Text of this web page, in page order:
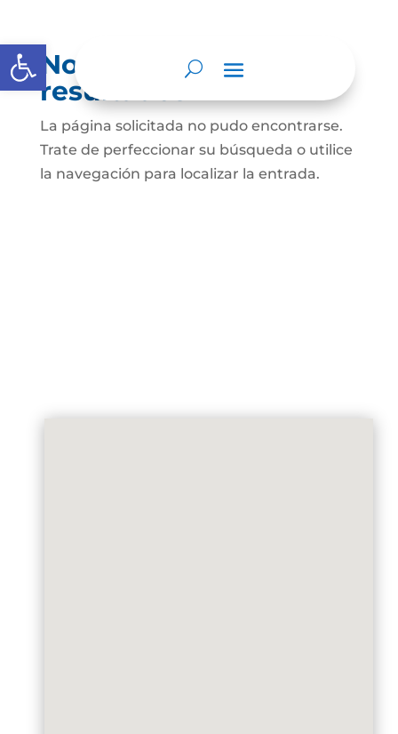
Abrir barra de herramientas
No se encontraron
resultados
La página solicitada no pudo encontrarse.
Trate de perfeccionar su búsqueda o utilice
la navegación para localizar la entrada.